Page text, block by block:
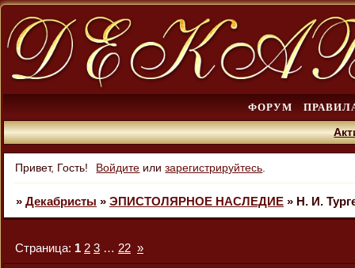
ФОРУМ
Привет, Гость! Войдите илизарегистрируйтесь
» Декабристы » ЭПИСТОЛЯРНОЕ НАСЛЕДИЕ » Н. И.
Страница: 1 2 3 … 22 »